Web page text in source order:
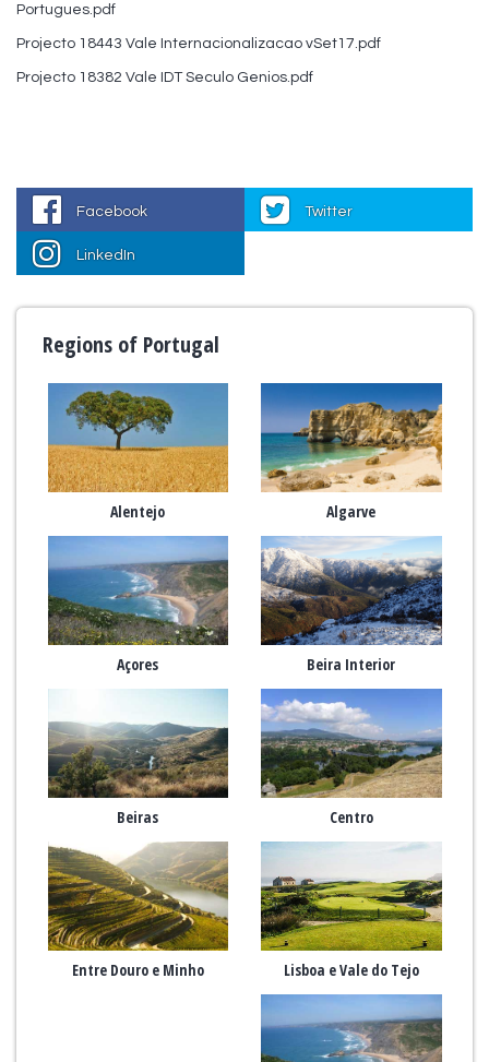
Portugues.pdf
Projecto 18443 Vale Internacionalizacao vSet17.pdf
Projecto 18382 Vale IDT Seculo Genios.pdf
Facebook Twitter
LinkedIn
Regions of Portugal
Alentejo Algarve
Açores Beira Interior
Beiras Centro
Entre Douro e Minho Lisboa e Vale do Tejo